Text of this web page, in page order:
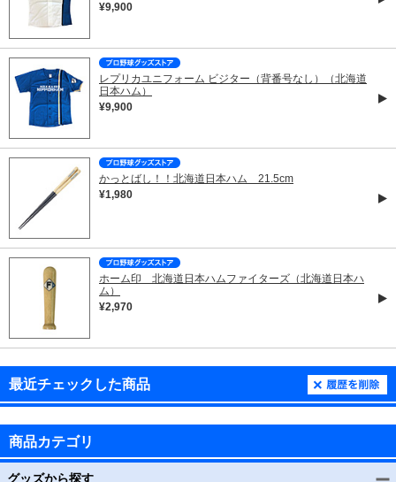
¥9,900
レプリカユニフォーム ビジター（背番号なし）（北海道
日本ハム）
¥9,900
かっとばし！！北海道日本ハム 21.5cm
¥1,980
ホーム印 北海道日本ハムファイターズ（北海道日本ハ
ム）
¥2,970
最近チェックした商品
商品カテゴリ
グッズから探す